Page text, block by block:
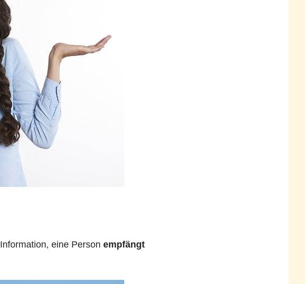
Information, eine Person empfängt